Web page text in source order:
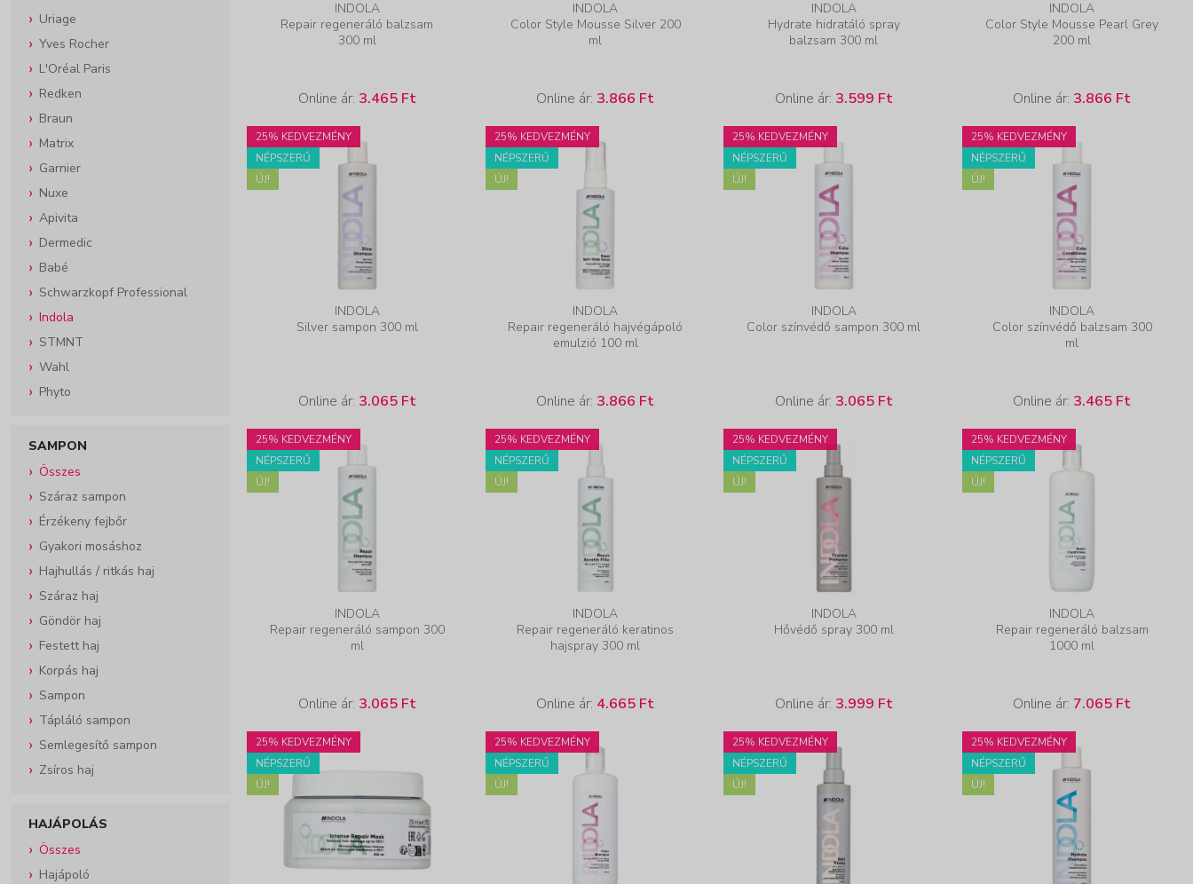
Uriage
Yves Rocher
L'Oréal Paris
Redken
Braun
Matrix
Garnier
Nuxe
Apivita
Dermedic
Babé
Schwarzkopf Professional
Indola
STMNT
Wahl
Phyto
SAMPON
Összes
Száraz sampon
Érzékeny fejbőr
Gyakori mosáshoz
Hajhullás / ritkás haj
Száraz haj
Göndör haj
Festett haj
Korpás haj
Sampon
Tápláló sampon
Semlegesítő sampon
Zsíros haj
HAJÁPOLÁS
Összes
Hajápoló
INDOLA
Repair regeneráló balzsam
300 ml
Online ár: 3.465 Ft
INDOLA
Color Style Mousse Silver 200
ml
Online ár: 3.866 Ft
INDOLA
Hydrate hidratáló spray
balzsam 300 ml
Online ár: 3.599 Ft
INDOLA
Color Style Mousse Pearl Grey
200 ml
Online ár: 3.866 Ft
25% KEDVEZMÉNY
NÉPSZERŰ
ÚJ!
INDOLA
Silver sampon 300 ml
Online ár: 3.065 Ft
25% KEDVEZMÉNY
NÉPSZERŰ
ÚJ!
INDOLA
Repair regeneráló hajvégápoló
emulzió 100 ml
Online ár: 3.866 Ft
25% KEDVEZMÉNY
NÉPSZERŰ
ÚJ!
INDOLA
Color színvédő sampon 300 ml
Online ár: 3.065 Ft
25% KEDVEZMÉNY
NÉPSZERŰ
ÚJ!
INDOLA
Color színvédő balzsam 300
ml
Online ár: 3.465 Ft
25% KEDVEZMÉNY
NÉPSZERŰ
ÚJ!
INDOLA
Repair regeneráló sampon 300
ml
Online ár: 3.065 Ft
25% KEDVEZMÉNY
NÉPSZERŰ
ÚJ!
INDOLA
Repair regeneráló keratinos
hajspray 300 ml
Online ár: 4.665 Ft
25% KEDVEZMÉNY
NÉPSZERŰ
ÚJ!
INDOLA
Hővédő spray 300 ml
Online ár: 3.999 Ft
25% KEDVEZMÉNY
NÉPSZERŰ
ÚJ!
INDOLA
Repair regeneráló balzsam
1000 ml
Online ár: 7.065 Ft
25% KEDVEZMÉNY
NÉPSZERŰ
ÚJ!
25% KEDVEZMÉNY
NÉPSZERŰ
ÚJ!
25% KEDVEZMÉNY
NÉPSZERŰ
ÚJ!
25% KEDVEZMÉNY
NÉPSZERŰ
ÚJ!